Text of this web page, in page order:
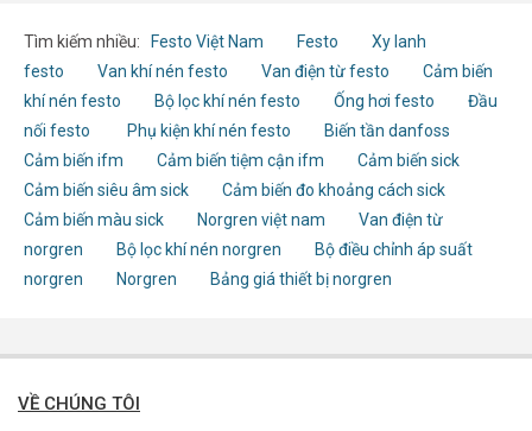
Tìm kiếm nhiều: Festo Việt Nam Festo
Xy lanh
festo
Van khí nén festo Van điện từ festo
Cảm biến
khí nén festo
Bộ lọc khí nén festo Ống hơi festo
Đầu
nối festo
Phụ kiện khí nén festo
Biến tần danfoss
Cảm biến ifm
Cảm biến tiệm cận ifm
Cảm biến sick
Cảm biến siêu âm sick
Cảm biến đo khoảng cách sick
Cảm biến màu sick
Norgren việt nam
Van điện từ
norgren
Bộ lọc khí nén norgren
Bộ điều chỉnh áp suất
norgren
Norgren Bảng giá thiết bị norgren
VỀ CHÚNG TÔI